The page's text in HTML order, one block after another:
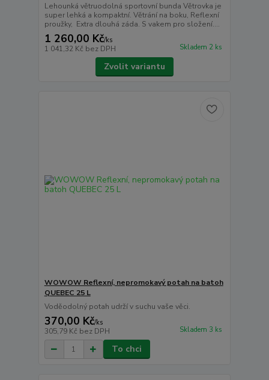
Lehounká větruodolná sportovní bunda Větrovka je
super lehká a kompaktní. Větrání na boku, Reflexní
proužky, Extra dlouhá záda. S vakem pro složení....
1 260,00 Kč/ks
1 041,32 Kč bez DPH Skladem 2 ks
Zvolit variantu
WOWOW Reflexní, nepromokavý potah na batoh
QUEBEC 25 L
Voděodolný potah udrží v suchu vaše věci.
370,00 Kč/ks
305,79 Kč bez DPH Skladem 3 ks
To chci